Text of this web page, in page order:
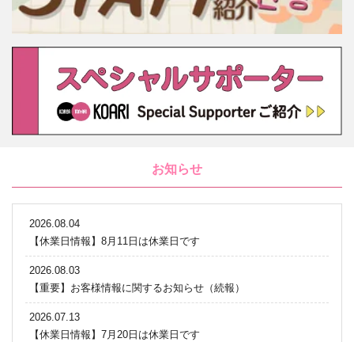
お知らせ
2026.08.04
【休業日情報】8月11日は休業日です
2026.08.03
【重要】お客様情報に関するお知らせ（続報）
2026.07.13
【休業日情報】7月20日は休業日です